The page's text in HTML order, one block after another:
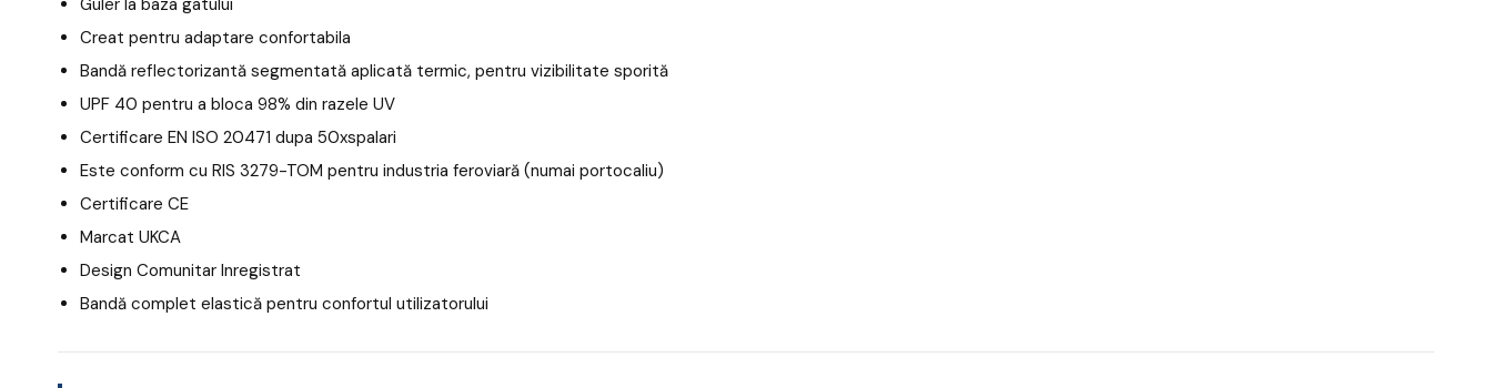
Creat pentru adaptare confortabila
Bandă reflectorizantă segmentată aplicată termic, pentru vizibilitate sporită
UPF 40 pentru a bloca 98% din razele UV
Certificare EN ISO 20471 dupa 50xspalari
Este conform cu RIS 3279-TOM pentru industria feroviară (numai portocaliu)
Certificare CE
Marcat UKCA
Design Comunitar Inregistrat
Bandă complet elastică pentru confortul utilizatorului